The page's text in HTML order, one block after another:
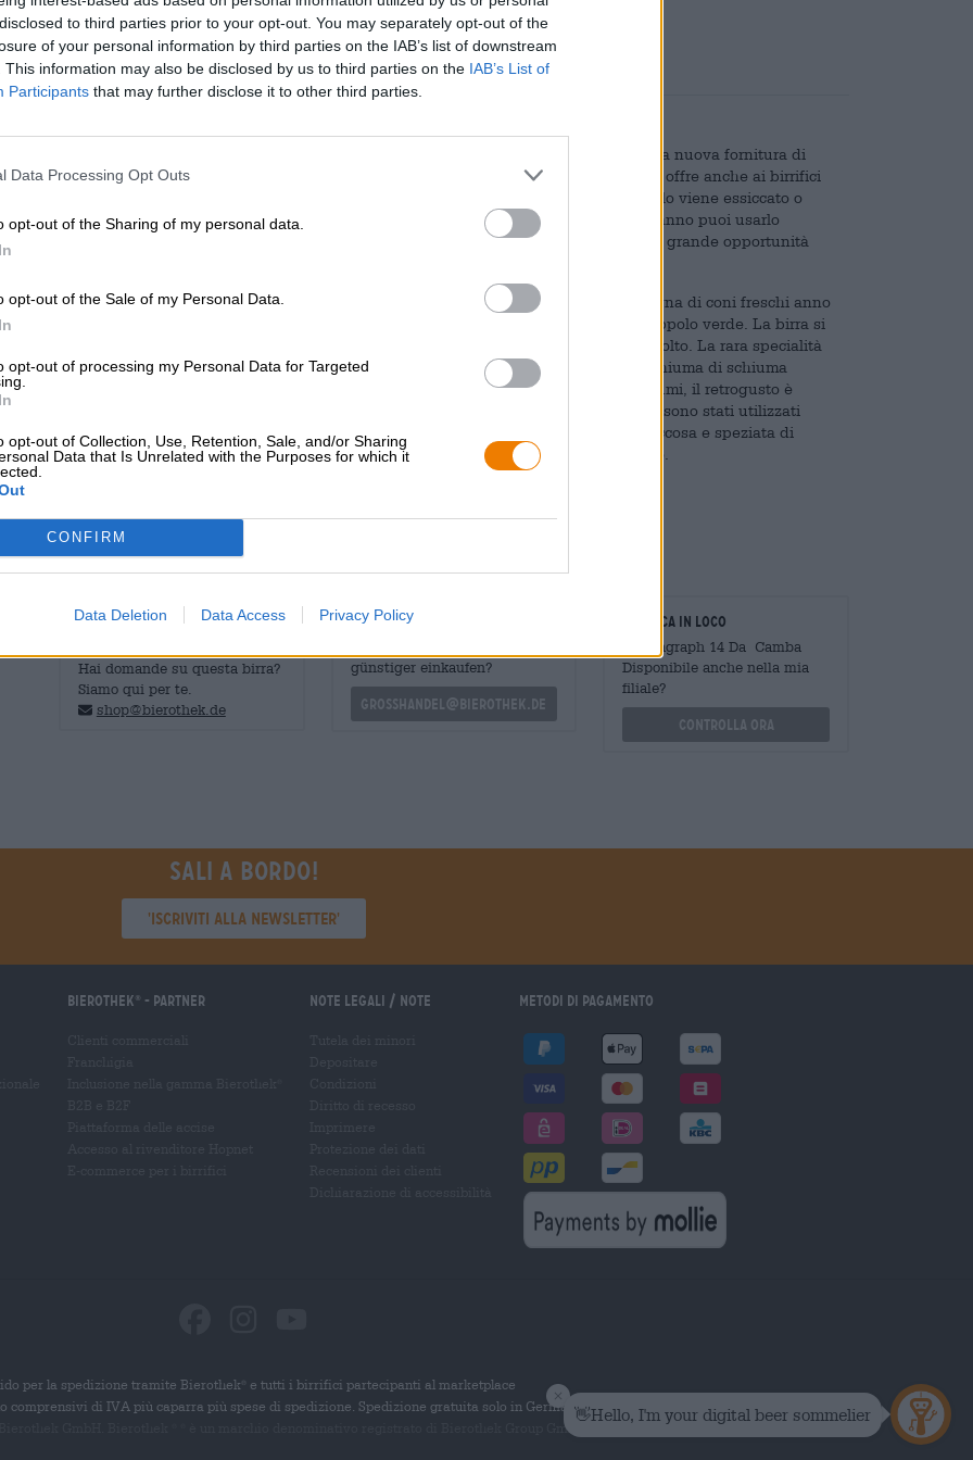
to third parties prior to your opt-out. You may separately opt-out of the
of your personal information by third parties on the IAB’s list of downstream
This information may also be disclosed by us to third parties on the IAB’s List of
Participants that may further disclose it to other third parties.
Data Processing Opt Outs
opt-out of the Sharing of my personal data.
opt-out of the Sale of my Personal Data.
opt-out of processing my Personal Data for Targeted
opt-out of Collection, Use, Retention, Sale, and/or Sharing
Data that Is Unrelated with the Purposes for which it
CONFIRM
Data Deletion Data Access Privacy Policy
* I prezzi sono comprensivi di accisa
Descrizione Informazioni Recensioni(0)
La raccolta annuale del luppolo a fine agosto e settembre è un evento gioioso. La nuova fornitura di
coni aromatici non solo garantisce il prossimo anno di produzione della birra, ma offre anche ai birrifici
l’opportunità unica di produrre birra con luppolo verde fresco. In genere il luppolo viene essiccato o
trasformato in pellet o estratto prima di finire nei birrifici. Tuttavia, una volta all’anno puoi usarlo
completamente fresco e non trasformato. Tra i birrifici che approfittano di questa grande opportunità
Camba acquista il suo luppolo dall’Hallertau e attende con impazienza la consegna di coni freschi anno
dopo anno per produrre la sua popolare - e rigorosamente limitata - pilsner di luppolo verde. La birra si
chiama Paragraph 14 ed è prodotta con un camion carico di luppolo appena raccolto. La rara specialità
scorre nel bicchiere in una tonalità oro pallido ed è coronata da una sontuosa schiuma di schiuma
densa e cremosa. Al naso sale un profumo floreale con sfumature fresche di agrumi, il retrogusto è
nella stessa vena: note leggere di luppolo floreale intrappolano il palato. Poiché sono stati utilizzati
coni freschi, la birra ha una sottile terrosità e ci presenta la gamma completa, succosa e speziata di
potenti aromi di luppolo. Una chiara amarezza completa armoniosamente il gusto.
CONSULENZA GRATUITA SULLA
Hai domande su questa birra?
Siamo qui per te.
shop@bierothek.de
commercianti o ristoratori
günstiger einkaufen?
grosshandel@bierothek.de
Verifica in loco
È Paragraph 14 Da Camba
Disponibile anche nella mia
filiale?
Controlla ora
Sali a bordo!
'Iscriviti alla newsletter'
Bierothek - Partner Note legali / Note Metodi di pagamento
per la spedizione tramite Bierothek
e tutti i birrifici partecipanti al marketplace
comprensivi di IVA più caparra più spese di spedizione. Spedizione gratuita solo in Germania.
marchio denominativo registrato di Bierothek Group GmbH. Tutti i diritti riservati.